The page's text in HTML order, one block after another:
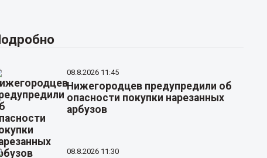
08.8.2026 11:45
Нижегородцев предупредили об
опасности покупки нарезанных
арбузов
08.8.2026 11:30